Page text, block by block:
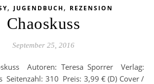
, JUGENDBUCH, REZENSION
Chaoskuss
September 25, 2016
Seitenzahl: 310 Preis: 3,99 € (D) Cover /